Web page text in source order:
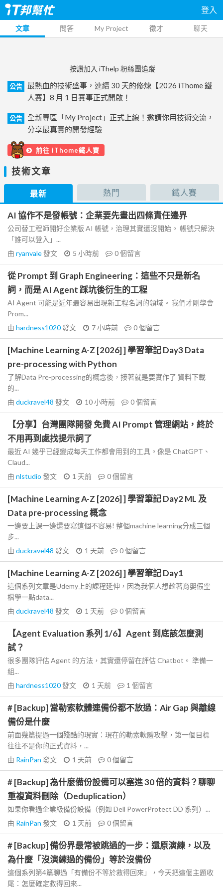
登入
文章 問答 My Project 徵才 聊天
按讚加入 iThelp 粉絲團追蹤
公告
最熱血的技術盛事，連續 30 天的修煉【2026 iThome 鐵
人賽】8 月 1 日賽事正式開啟！
公告
全新專區「My Project」正式上線！邀請你用技術交流，
分享最真實的開發經驗
前往 iThome鐵人賽
技術文章
最新 熱門 鐵人賽
AI 協作不是發帳號：企業要先畫出四條責任邊界
公司替工程師開好企業版 AI 帳號，治理其實還沒開始。 帳號只解決
「誰可以登入」...
由 ryanvale發文 5 小時前 0個留言
從 Prompt 到 Graph Engineering：這些不只是新名
詞，而是 AI Agent 踩坑後衍生的工程
AI Agent 可能是近年最容易出現新工程名詞的領域。 我們才剛學會
Prom...
由 hardness1020發文 7 小時前 0個留言
[Machine Learning A-Z [2026] ] 學習筆記 Day3 Data
pre-processing with Python
了解Data Pre-processing的概念後，接著就是要實作了 資料下載
的...
由 duckravel48 發文 10 小時前 0個留言
【分享】台灣團隊開發 免費 AI Prompt 管理網站，終於
不用再到處找提示詞了
最近 AI 幾乎已經變成每天工作都會用到的工具。像是 ChatGPT、
Claud...
由 nlstudio 發文 1 天前 0個留言
[Machine Learning A-Z [2026] ] 學習筆記 Day2 ML 及
Data pre-processing 概念
一邊要上課一邊還要寫這個不容易! 整個machine learning分成三個
步...
由 duckravel48 發文 1 天前 0個留言
[Machine Learning A-Z [2026] ] 學習筆記 Day1
這個系列文章是Udemy上的課程延伸，因為我個人想趁著育嬰假空
檔學一點data...
由 duckravel48 發文 1 天前 0個留言
【Agent Evaluation 系列 1/6】Agent 到底該怎麼測
試？
很多團隊評估 Agent 的方法，其實還停留在評估 Chatbot。 準備一
組...
由 hardness1020發文 1 天前 1 個留言
# [Backup] 當勒索軟體連備份都不放過：Air Gap 與離線
備份是什麼
前面幾篇提過一個殘酷的現實：現在的勒索軟體攻擊，第一個目標
往往不是你的正式資料，...
由 RainPan 發文 1 天前 0個留言
# [Backup] 為什麼備份設備可以塞進 30 倍的資料？聊聊
重複資料刪除（Deduplication）
如果你看過企業級備份設備（例如 Dell PowerProtect DD 系列）...
由 RainPan 發文 1 天前 0個留言
# [Backup] 備份界最常被跳過的一步：還原演練，以及
為什麼「沒演練過的備份」等於沒備份
這個系列第4篇聊過「有備份不等於救得回來」，今天把這個主題收
尾：怎麼確定救得回來...